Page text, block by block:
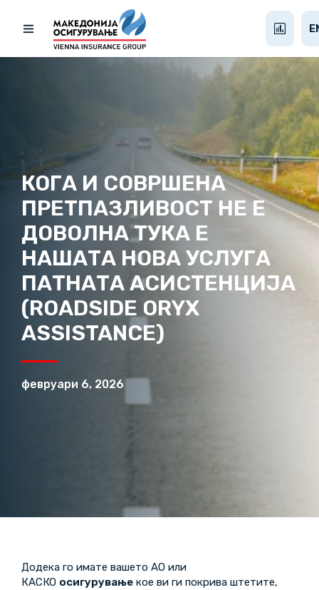
КОГА И СОВРШЕНА
ПРЕТПАЗЛИВОСТ НЕ Е
ДОВОЛНА ТУКА Е
НАШАТА НОВА УСЛУГА
ПАТНАТА АСИСТЕНЦИЈА
(ROADSIDE ORYX
ASSISTANCE)
февруари 6, 2026
Додека го имате вашето АО или
КАСКО осигурување кое ви ги покрива штетите,